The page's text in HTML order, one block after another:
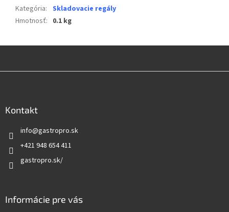
Kategória: Skladovacie regály
Hmotnosť: 0.1 kg
Kontakt
info@gastropro.sk
+421 948 654 411
gastropro.sk/
Informácie pre vás